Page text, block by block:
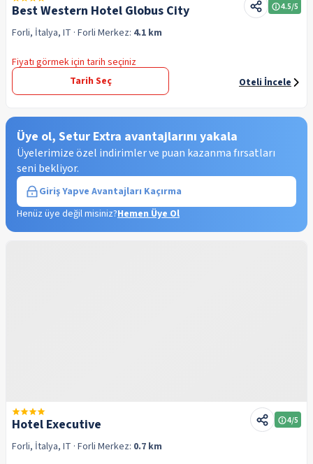
Best Western Hotel Globus City 4.5/5
Forli, İtalya, IT · Forli Merkez: 4.1 km
Fiyatı görmek için tarih seçiniz
Tarih Seç
Oteli İncele
Üye ol, Setur Extra avantajlarını yakala
Üyelerimize özel indirimler ve puan kazanma fırsatları
seni bekliyor.
Giriş Yapve Avantajları Kaçırma
Henüz üye değil misiniz?Hemen Üye Ol
Hotel Executive 4/5
Forli, İtalya, IT · Forli Merkez: 0.7 km